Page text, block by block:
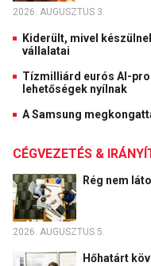
2026. AUGUSZTUS 3.
Kiderült, mivel
vállalatai
Tízmilliárd eurós AI-
lehetőségek nyílnak
A Samsung
CÉGVEZETÉS &
Rég nem
2026. AUGUSZTUS 5.
Hőhatárt